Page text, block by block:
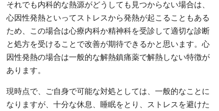
それでも内科的な熱源がどうしても見つからない場合は、
心因性発熱といってストレスから発熱が起こることもある
ため、この場合は心療内科か精神科を受診して適切な診断
と処方を受けることで改善が期待できるかと思います。心
因性発熱の場合は一般的な解熱鎮痛薬で解熱しない特徴が
あります。
現時点で、ご自身で可能な対処としては、一般的なことに
なりますが、十分な休息、睡眠をとり、ストレスを避けた